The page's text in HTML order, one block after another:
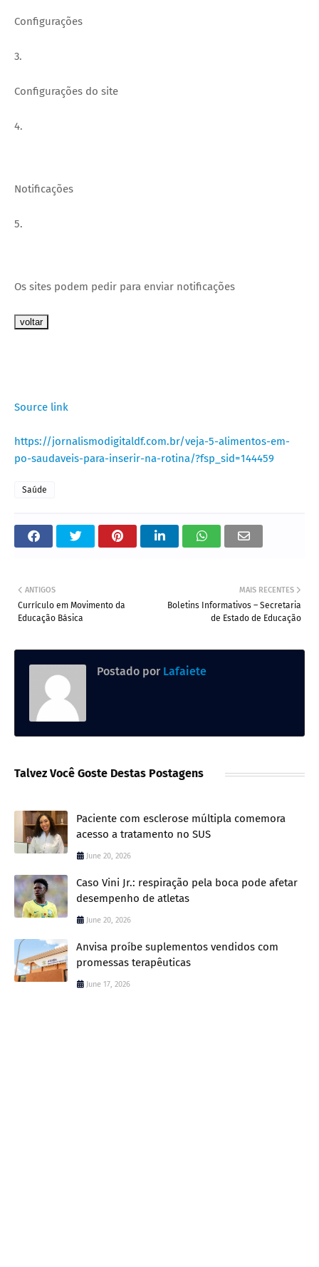
Configurações
3.
Configurações do site
4.
Notificações
5.
Os sites podem pedir para enviar notificações
voltar
Source link
https://jornalismodigitaldf.com.br/veja-5-alimentos-em-
po-saudaveis-para-inserir-na-rotina/?fsp_sid=144459
Saúde
MAIS RECENTES
Boletins Informativos – Secretaria
de Estado de Educação
ANTIGOS
Currículo em Movimento da
Educação Básica
Postado por Lafaiete
Talvez Você Goste Destas Postagens
Paciente com esclerose múltipla comemora
acesso a tratamento no SUS
June 20, 2026
Caso Vini Jr.: respiração pela boca pode afetar
desempenho de atletas
June 20, 2026
Anvisa proíbe suplementos vendidos com
promessas terapêuticas
June 17, 2026